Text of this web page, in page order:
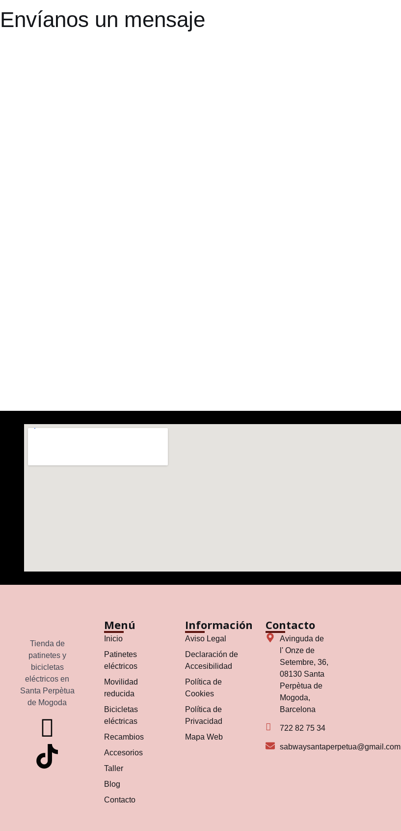
Envíanos un mensaje
Tienda de
patinetes y
bicicletas
eléctricos en
Santa Perpètua
de Mogoda
Menú
Inicio
Patinetes
eléctricos
Movilidad
reducida
Bicicletas
eléctricas
Recambios
Accesorios
Taller
Blog
Contacto
Información
Aviso Legal
Declaración de
Accesibilidad
Política de
Cookies
Política de
Privacidad
Mapa Web
Contacto
Avinguda de
l' Onze de
Setembre, 36,
08130 Santa
Perpètua de
Mogoda,
Barcelona
722 82 75 34
sabwaysantaperpetua@gmail.com